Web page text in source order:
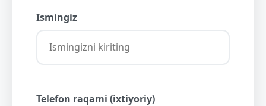
Ismingiz
Telefon raqami (ixtiyoriy)